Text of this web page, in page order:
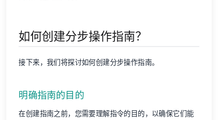
如何创建分步操作指南？
接下来，我们将探讨如何创建分步操作指南。
明确指南的目的
在创建指南之前，您需要理解指令的目的，以确保它们能